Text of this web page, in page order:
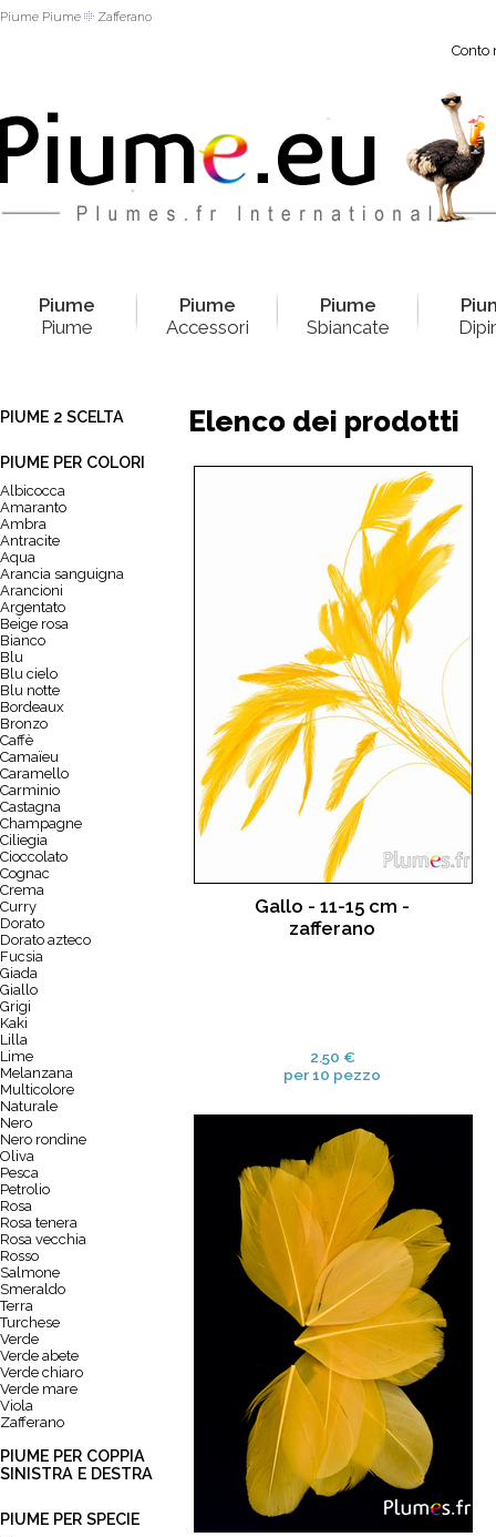
Piume Piume Zafferano
Conto
Piume
Piume
Piume
Accessori
Piume
Sbiancate
PIUME 2 SCELTA
PIUME PER COLORI
Albicocca
Amaranto
Ambra
Antracite
Aqua
Arancia sanguigna
Arancioni
Argentato
Beige rosa
Bianco
Blu
Blu cielo
Blu notte
Bordeaux
Bronzo
Caffè
Camaïeu
Caramello
Carminio
Castagna
Champagne
Ciliegia
Cioccolato
Cognac
Crema
Curry
Dorato
Dorato azteco
Fucsia
Giada
Giallo
Grigi
Kaki
Lilla
Lime
Melanzana
Multicolore
Naturale
Nero
Nero rondine
Oliva
Pesca
Petrolio
Rosa
Rosa tenera
Rosa vecchia
Rosso
Salmone
Smeraldo
Terra
Turchese
Verde
Verde abete
Verde chiaro
Verde mare
Viola
Zafferano
PIUME PER COPPIA
SINISTRA E DESTRA
PIUME PER SPECIE
Elenco dei prodotti
Gallo - 11-15 cm -
zafferano
2.50 €
per 10 pezzo